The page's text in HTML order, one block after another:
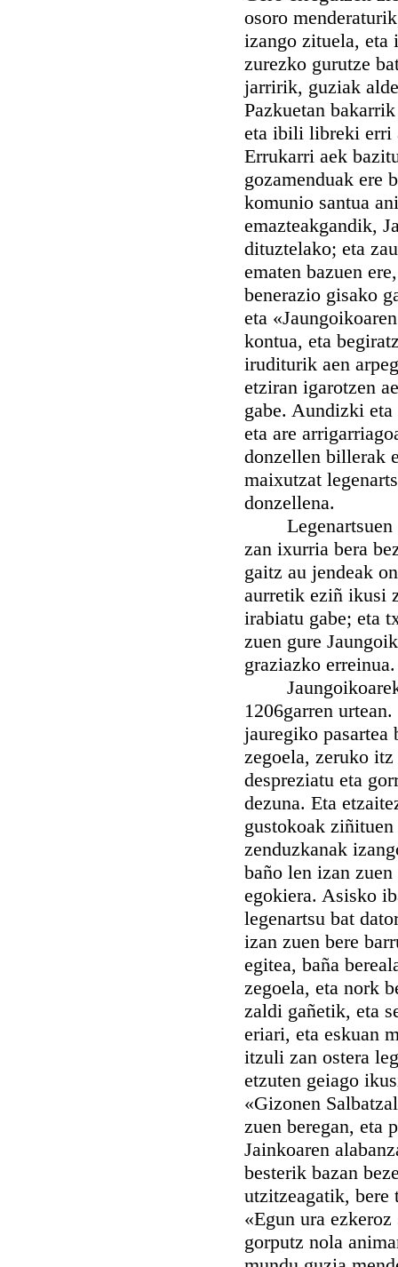
osoro
izango zituela, eta
zurezko gurutze
jarririk, guziak
Pazkuetan
eta ibili libreki erri
Errukarri aek
gozamenduak ere
komunio santua
emazteakgandik,
dituztelako; eta
ematen bazuen
benerazio gisako
eta
kontua, eta
iruditurik aen
etziran igarotzen
gabe. Aundizki eta
eta are
donzellen billerak
maixutzat
donzellena.
Legenartsuen
zan ixurria bera
gaitz au jendeak
aurretik eziñ ikusi
irabiatu gabe; eta
zuen gure
graziazko erreinua.
1206garren
jauregiko pasartea
zegoela, zeruko
despreziatu eta
dezuna. Eta
gustokoak
zenduzkanak
baño len izan
egokiera. Asisko
legenartsu bat
izan zuen bere
egitea, baña
zegoela, eta nork
zaldi gañetik, eta
eriari, eta eskuan
itzuli zan ostera
etzuten geiago
«Gizonen
zuen beregan, eta
Jainkoaren
besterik bazan
utzitzeagatik, bere
«Egun ura
gorputz nola